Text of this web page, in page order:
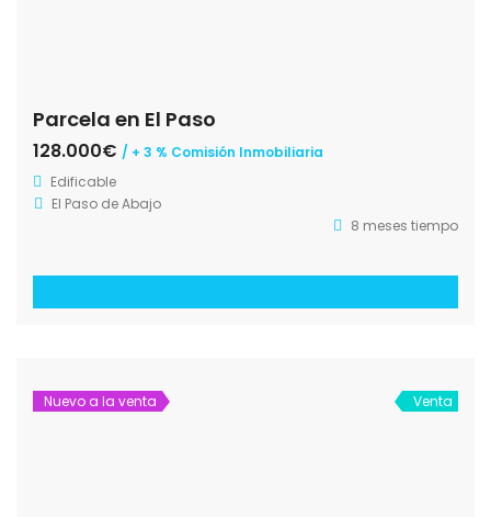
Parcela en El Paso
128.000€ / + 3 % Comisión Inmobiliaria
Edificable
El Paso de Abajo
8 meses tiempo
Nuevo a la venta Venta